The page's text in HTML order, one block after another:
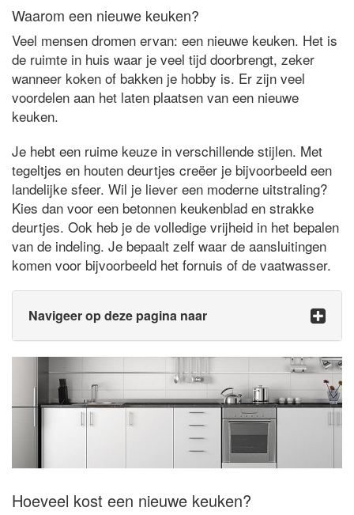
Waarom een nieuwe keuken?
Veel mensen dromen ervan: een nieuwe keuken. Het is
de ruimte in huis waar je veel tijd doorbrengt, zeker
wanneer koken of bakken je hobby is. Er zijn veel
voordelen aan het laten plaatsen van een nieuwe
keuken.
Je hebt een ruime keuze in verschillende stijlen. Met
tegeltjes en houten deurtjes creëer je bijvoorbeeld een
landelijke sfeer. Wil je liever een moderne uitstraling?
Kies dan voor een betonnen keukenblad en strakke
deurtjes. Ook heb je de volledige vrijheid in het bepalen
van de indeling. Je bepaalt zelf waar de aansluitingen
komen voor bijvoorbeeld het fornuis of de vaatwasser.
Navigeer op deze pagina naar
Hoeveel kost een nieuwe keuken?